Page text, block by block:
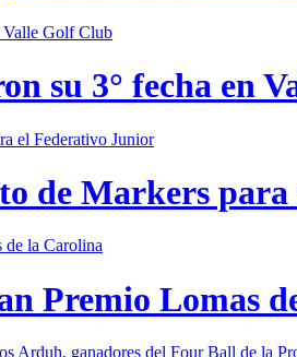
su 3° fecha en
de Markers
Premio Lomas